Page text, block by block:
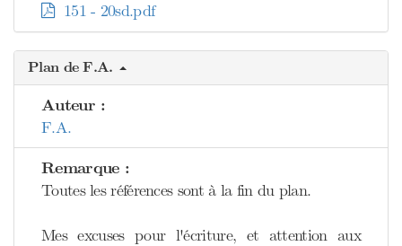
151 - 20sd.pdf
Plan de F.A.
Auteur :
F.A.
Remarque :
Toutes les références sont à la fin du plan.
Mes excuses pour l'écriture, et attention aux